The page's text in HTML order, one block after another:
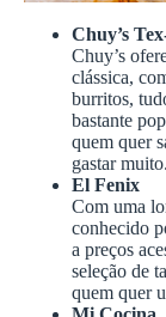
Chuy’s
Chuy’s
clássica,
burritos,
bastante
quem quer
gastar muito.
El Fenix
Com uma
conhecido
a preços
seleção de
quem quer